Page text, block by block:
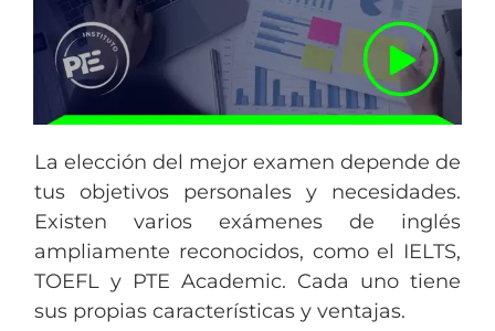
La elección del mejor examen depende de
tus objetivos personales y necesidades.
Existen varios exámenes de inglés
ampliamente reconocidos, como el IELTS,
TOEFL y PTE Academic. Cada uno tiene
sus propias características y ventajas.